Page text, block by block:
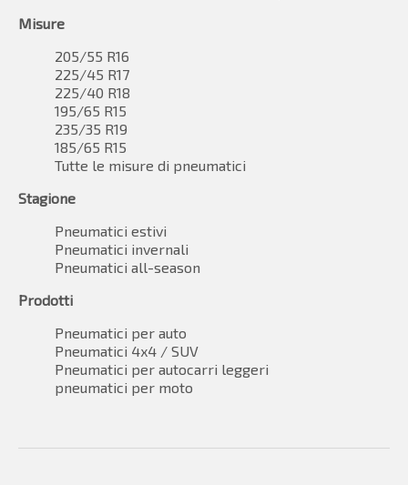
Misure
205/55 R16
225/45 R17
225/40 R18
195/65 R15
235/35 R19
185/65 R15
Tutte le misure di pneumatici
Stagione
Pneumatici estivi
Pneumatici invernali
Pneumatici all-season
Prodotti
Pneumatici per auto
Pneumatici 4x4 / SUV
Pneumatici per autocarri leggeri
pneumatici per moto